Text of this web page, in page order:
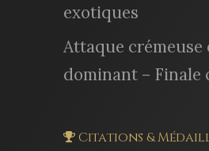
exotiques
Attaque
dominant – Finale
Citations &